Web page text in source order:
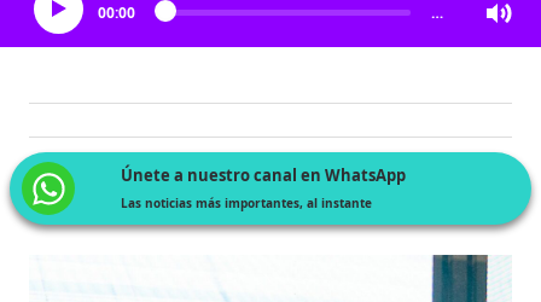
00:00 …
Únete a nuestro canal en WhatsApp
Las noticias más importantes, al instante